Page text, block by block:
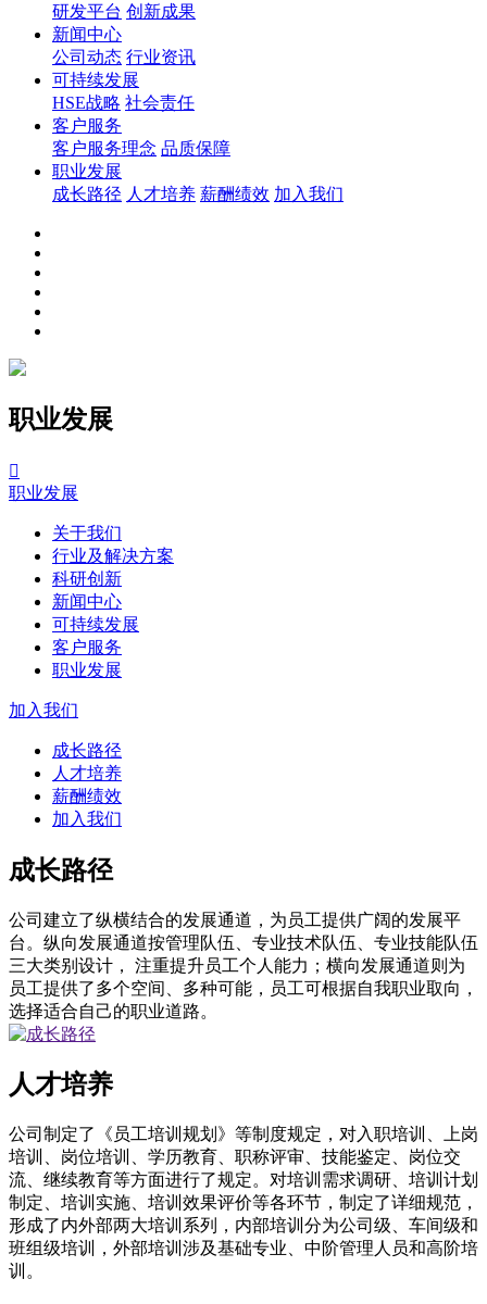
研发平台 创新成果
新闻中心
公司动态 行业资讯
可持续发展
HSE战略 社会责任
客户服务
客户服务理念 品质保障
职业发展
成长路径 人才培养 薪酬绩效 加入我们
职业发展

职业发展
关于我们
行业及解决方案
科研创新
新闻中心
可持续发展
客户服务
职业发展
加入我们
成长路径
人才培养
薪酬绩效
加入我们
成长路径
公司建立了纵横结合的发展通道，为员工提供广阔的发展平
台。纵向发展通道按管理队伍、专业技术队伍、专业技能队伍
三大类别设计， 注重提升员工个人能力；横向发展通道则为
员工提供了多个空间、多种可能，员工可根据自我职业取向，
选择适合自己的职业道路。
人才培养
公司制定了《员工培训规划》等制度规定，对入职培训、上岗
培训、岗位培训、学历教育、职称评审、技能鉴定、岗位交
流、继续教育等方面进行了规定。对培训需求调研、培训计划
制定、培训实施、培训效果评价等各环节，制定了详细规范，
形成了内外部两大培训系列，内部培训分为公司级、车间级和
班组级培训，外部培训涉及基础专业、中阶管理人员和高阶培
训。